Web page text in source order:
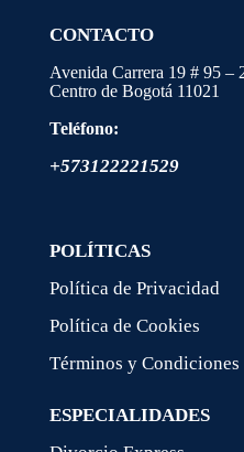
CONTACTO
Avenida Carrera 19 # 95 –
Centro de Bogotá 11021
Teléfono:
+573122221529
POLÍTICAS
Política de Privacidad
Política de Cookies
Términos y Condiciones
ESPECIALIDADES